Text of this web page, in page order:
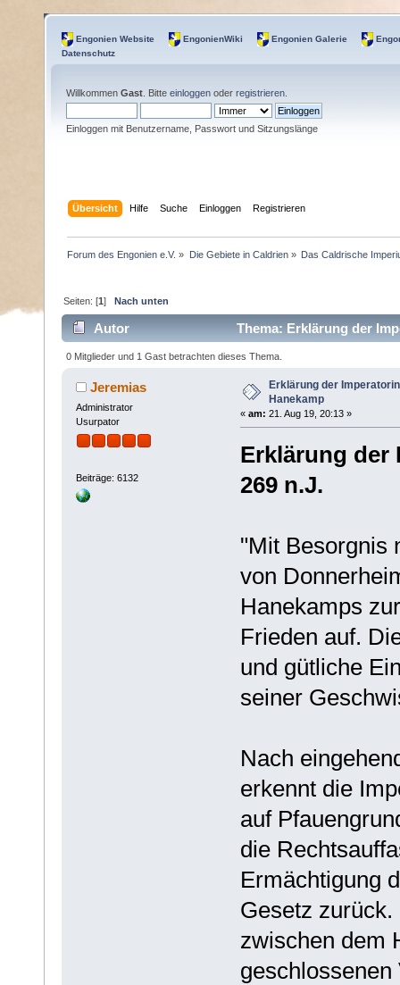
Engonien Website EngonienWiki Engonien Galerie
Datenschutz
Willkommen Gast . Bitte einloggen oder registrieren
Einloggen mit Benutzername, Passwort und Sitzungslänge
Übersicht Hilfe Suche Einloggen Registrieren
Forum des Engonien e.V. » Die Gebiete in Caldrien» Das Caldrische
Seiten: [1]Nach unten
Autor Thema: Erklärung der
0 Mitglieder und 1 Gast betrachten dieses Thema.
Jeremias
Administrator
Usurpator
Beiträge: 6132
Erklärung der
Hanekamp
« am: 21. Aug 19, 20:13 »
Erklärung der
269 n.J.
"Mit Besorgnis
von
Hanekamps
Frieden auf.
und gütliche
seiner
Nach
erkennt die
auf
die
Ermächtigung
Gesetz
zwischen dem
geschlossenen